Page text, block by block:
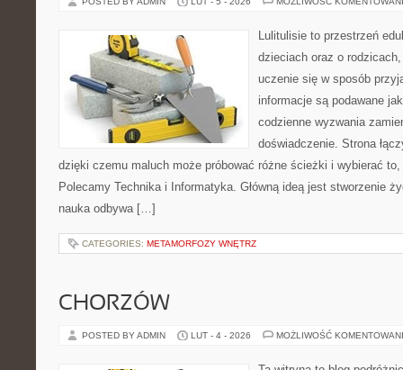
Lulitulisie to przestrzeń
dzieciach oraz o
uczenie się w sposób
informacje są podawane
codzienne wyzwania
doświadczenie. Strona
dzięki czemu maluch może próbować różne ścieżki i wybierać
Polecamy Technika i Informatyka. Główną ideą jest stworzenie
nauka odbywa […]
CATEGORIES: METAMORFOZY WNĘTRZ
CHORZÓW
POSTED BY ADMIN LUT - 4 - 2026 MOŻLIWOŚĆ